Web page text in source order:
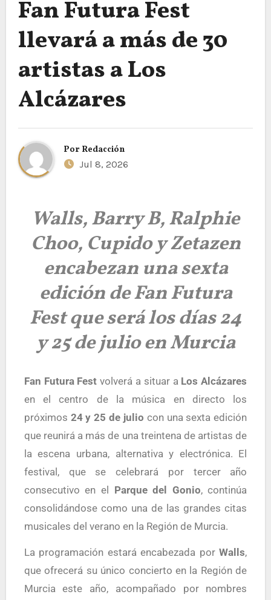
Fan Futura Fest
llevará a más de 30
artistas a Los
Alcázares
Por Redacción
Jul 8, 2026
Walls, Barry B, Ralphie
Choo, Cupido y Zetazen
encabezan una sexta
edición de Fan Futura
Fest que será los días 24
y 25 de julio en Murcia
Fan Futura Fest volverá a situar a Los Alcázares
en el centro de la música en directo los
próximos 24 y 25 de julio con una sexta edición
que reunirá a más de una treintena de artistas de
la escena urbana, alternativa y electrónica. El
festival, que se celebrará por tercer año
consecutivo en el Parque del Gonio, continúa
consolidándose como una de las grandes citas
musicales del verano en la Región de Murcia.
La programación estará encabezada porWalls,
que ofrecerá su único concierto en la Región de
Murcia este año, acompañado por nombres